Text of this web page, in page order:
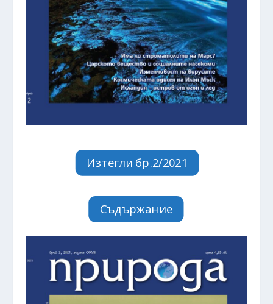
Изтегли бр.2/2021
Съдържание